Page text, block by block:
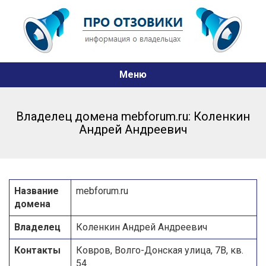
Меню
Владелец домена mebforum.ru: Коленкин
Андрей Андреевич
Название
домена
mebforum.ru
Владелец Коленкин Андрей Андреевич
Контакты
Ковров, Волго-Донская улица, 7В, кв.
54